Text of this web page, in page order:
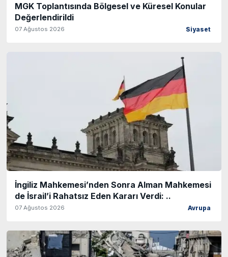
MGK Toplantısında Bölgesel ve Küresel Konular
Değerlendirildi
07 Ağustos 2026 Siyaset
İngiliz Mahkemesi’nden Sonra Alman Mahkemesi
de İsrail’i Rahatsız Eden Kararı Verdi: ..
07 Ağustos 2026 Avrupa